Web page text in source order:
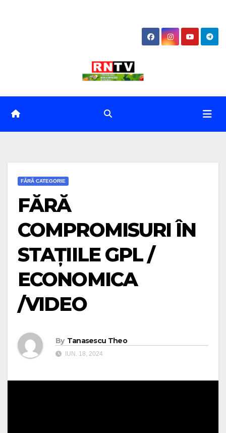
FĂRĂ CATEGORIE
FĂRĂ
COMPROMISURI ÎN
STAȚIILE GPL /
ECONOMICA
/VIDEO
By Tanasescu Theo
IUN. 18, 2024